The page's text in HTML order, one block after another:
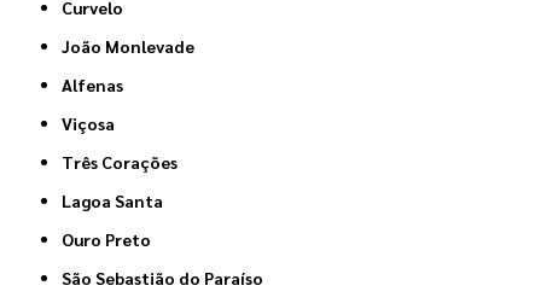
Curvelo
João Monlevade
Alfenas
Viçosa
Três Corações
Lagoa Santa
Ouro Preto
São Sebastião do Paraíso